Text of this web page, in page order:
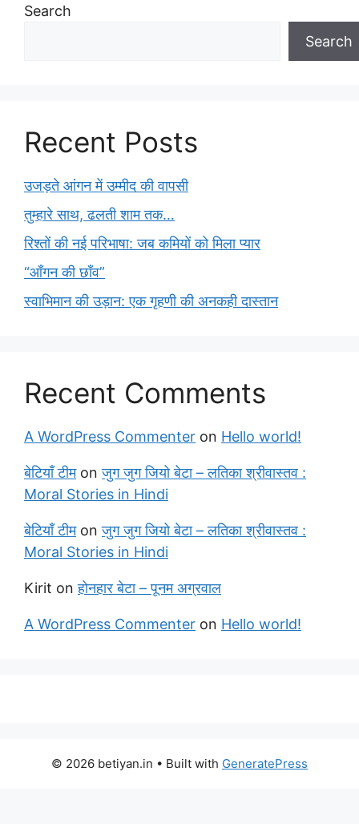
Search
Search
Recent Posts
उजड़ते आंगन में उम्मीद की वापसी
तुम्हारे साथ, ढलती शाम तक…
रिश्तों की नई परिभाषा: जब कमियों को मिला प्यार
“आँगन की छाँव”
स्वाभिमान की उड़ान: एक गृहणी की अनकही दास्तान
Recent Comments
A WordPress Commenter on Hello world!
बेटियाँ टीमonजुग जुग जियो बेटा – लतिका श्रीवास्तव :
Moral Stories in Hindi
बेटियाँ टीमonजुग जुग जियो बेटा – लतिका श्रीवास्तव :
Moral Stories in Hindi
Kirit onहोनहार बेटा – पूनम अग्रवाल
A WordPress Commenter on Hello world!
© 2026 betiyan.in • Built with GeneratePress